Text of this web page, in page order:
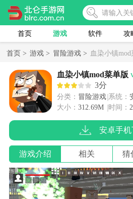
首页 游戏 软件 攻
首页 > 游戏 > 冒险游戏 > 血染小镇mod
血染小镇mod菜单版
3分
分类： 冒险游戏 系统：
大小： 312.69M 时间：
安卓手机
游戏介绍 相关 猜